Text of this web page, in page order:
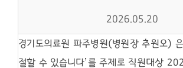
2026.05.20
경기도의료원 파주병원(병원장 추원오) 은
절할 수 있습니다’를 주제로 직원대상